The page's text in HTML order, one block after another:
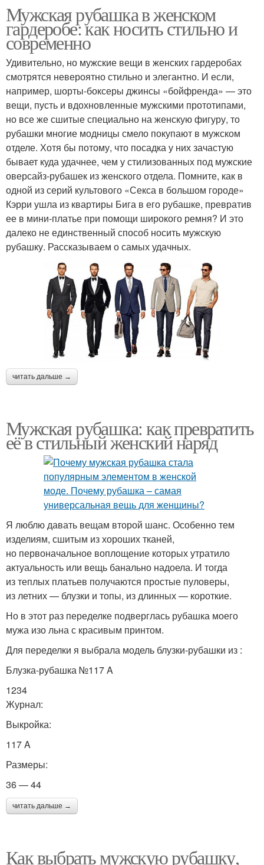
Мужская рубашка в женском
гардеробе: как носить стильно и
современно
Удивительно, но мужские вещи в женских гардеробах
смотрятся невероятно стильно и элегантно. И если,
например, шорты-боксеры джинсы «бойфренда» — это
вещи, пусть и вдохновленные мужскими прототипами,
но все же сшитые специально на женскую фигуру, то
рубашки многие модницы смело покупают в мужском
отделе. Хотя бы потому, что посадка у них зачастую
бывает куда удачнее, чем у стилизованных под мужские
оверсайз-рубашек из женского отдела. Помните, как в
одной из серий культового «Секса в большом городе»
Кэрри ушла из квартиры Бига в его рубашке, превратив
ее в мини-платье при помощи широкого ремня? И это
далеко не единственный способ носить мужскую
рубашку. Рассказываем о самых удачных.
читать дальше →
Мужская рубашка: как превратить
её в стильный женский наряд
Я люблю давать вещам второй шанс. Особенно тем
изделиям, сшитым из хороших тканей,
но первоначальное воплощение которых утратило
актуальность или вещь банально надоела. И тогда
из теплых платьев получаются простые пуловеры,
из летних — блузки и топы, из длинных — короткие.
Но в этот раз переделке подверглась рубашка моего
мужа изо льна с красивым принтом.
Для переделки я выбрала модель блузки-рубашки из :
Блузка-рубашка №117 A
1234
Журнал:
Выкройка:
117 A
Размеры:
36 — 44
читать дальше →
Как выбрать мужскую рубашку,